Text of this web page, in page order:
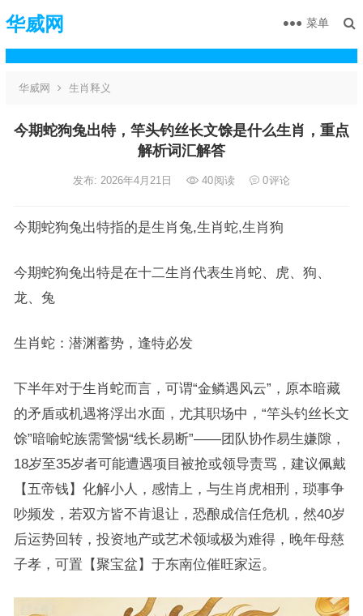
华威网 菜单
华威网 生肖释义
今期蛇狗兔出特，竿头钓丝长文馀是什么生肖，重点
解析词汇解答
发布: 2026年4月21日 40阅读 0评论
今期蛇狗兔出特指的是生肖兔,生肖蛇,生肖狗
今期蛇狗兔出特是在十二生肖代表生肖蛇、虎、狗、
龙、兔
生肖蛇：潜渊蓄势，逢特必发
下半年对于生肖蛇而言，可谓“金鳞遇风云”，原本暗藏
的矛盾或机遇将浮出水面，尤其职场中，“竿头钓丝长文
馀”暗喻蛇族需警惕“线长易断”——团队协作易生嫌隙，
18岁至35岁者可能遭遇项目被抢或领导责骂，建议佩戴
【五帝钱】化解小人，感情上，与生肖虎相刑，琐事争
吵频发，若双方皆不肯退让，恐酿成信任危机，然40岁
后运势回转，投资地产或艺术领域极为难得，晚年母慈
子孝，可置【聚宝盆】于东南位催旺家运。